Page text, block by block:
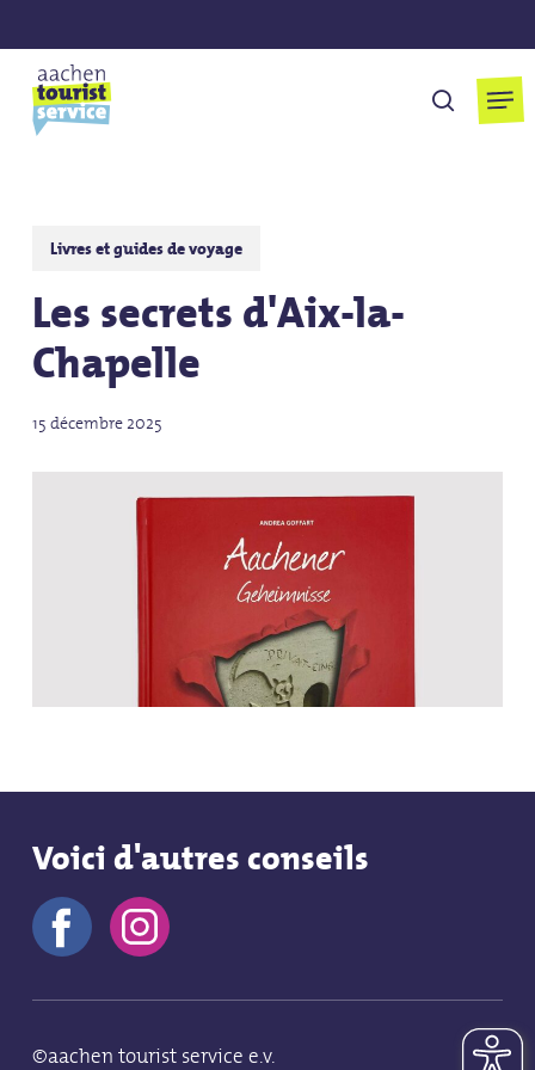
to
main
content
Livres et guides de voyage
Les secrets d'Aix-la-
Chapelle
15 décembre 2025
Voici d'autres conseils
©aachen tourist service e.v.